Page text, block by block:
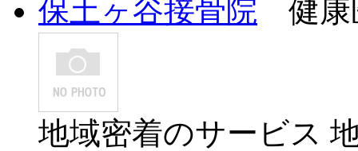
保土ヶ谷接骨院 健康
地域密着のサービス